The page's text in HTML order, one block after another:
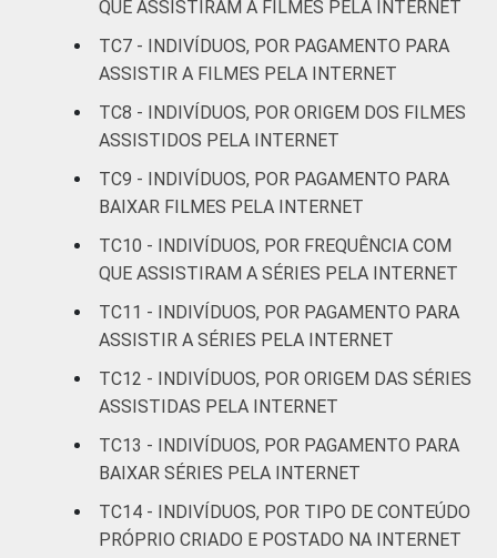
anos
De 25 a 34
anos
32
De 35 a 44
anos
anos
16
De 60 anos
ou mais
3
RENDA
FAMILIAR
Até 1 SM 12
Mais de 1
SM até 2 SM
16
Mais de 2
SM até 3 SM
22
QUE ASSISTIRAM A FILMES PELA INTERNET
TC7 - INDIVÍDUOS, POR PAGAMENTO PARA
ASSISTIR A FILMES PELA INTERNET
TC8 - INDIVÍDUOS, POR ORIGEM DOS FILMES
ASSISTIDOS PELA INTERNET
TC9 - INDIVÍDUOS, POR PAGAMENTO PARA
BAIXAR FILMES PELA INTERNET
TC10 - INDIVÍDUOS, POR FREQUÊNCIA COM
QUE ASSISTIRAM A SÉRIES PELA INTERNET
TC11 - INDIVÍDUOS, POR PAGAMENTO PARA
ASSISTIR A SÉRIES PELA INTERNET
TC12 - INDIVÍDUOS, POR ORIGEM DAS SÉRIES
ASSISTIDAS PELA INTERNET
TC13 - INDIVÍDUOS, POR PAGAMENTO PARA
BAIXAR SÉRIES PELA INTERNET
TC14 - INDIVÍDUOS, POR TIPO DE CONTEÚDO
PRÓPRIO CRIADO E POSTADO NA INTERNET